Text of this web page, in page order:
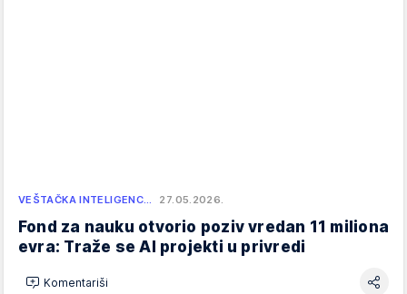
VEŠTAČKA INTELIGENC… 27.05.2026.
Fond za nauku otvorio poziv vredan 11 miliona
evra: Traže se AI projekti u privredi
Komentariši